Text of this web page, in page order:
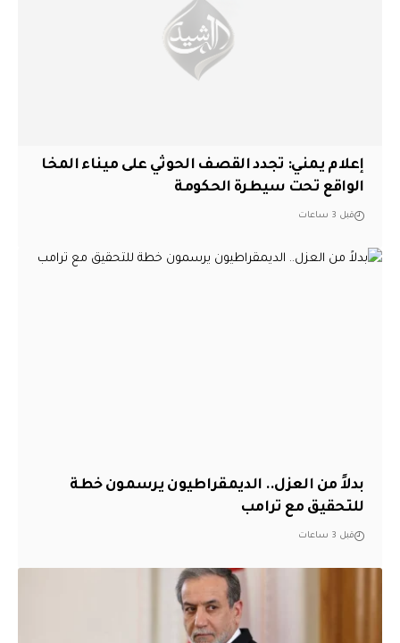
إعلام يمني: تجدد القصف الحوثي على ميناء المخا
الواقع تحت سيطرة الحكومة
قبل 3 ساعات
بدلاً من العزل.. الديمقراطيون يرسمون خطة
للتحقيق مع ترامب
قبل 3 ساعات